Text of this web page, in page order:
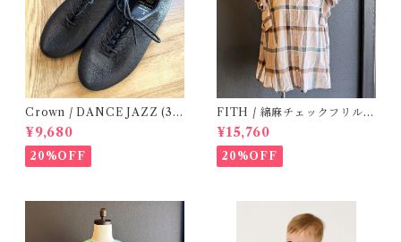
Crown / DANCE JAZZ (3:2
2cm / 6:24-24,5 ) Black
¥9,680
20%OFF
FITH / 綿麻チェックフリルブ
ラウス(Be) / Size 1・2
¥15,760
20%OFF